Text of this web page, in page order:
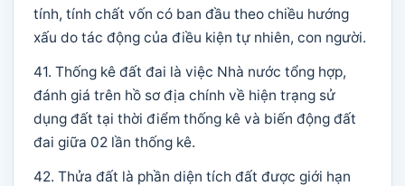
tính, tính chất vốn có ban đầu theo chiều hướng
xấu do tác động của điều kiện tự nhiên, con người.
41. Thống kê đất đai là việc Nhà nước tổng hợp,
đánh giá trên hồ sơ địa chính về hiện trạng sử
dụng đất tại thời điểm thống kê và biến động đất
đai giữa 02 lần thống kê.
42. Thửa đất là phần diện tích đất được giới hạn